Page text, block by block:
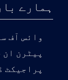
ہمارے
وائس آف
پیٹرن ان
پراجیکٹ